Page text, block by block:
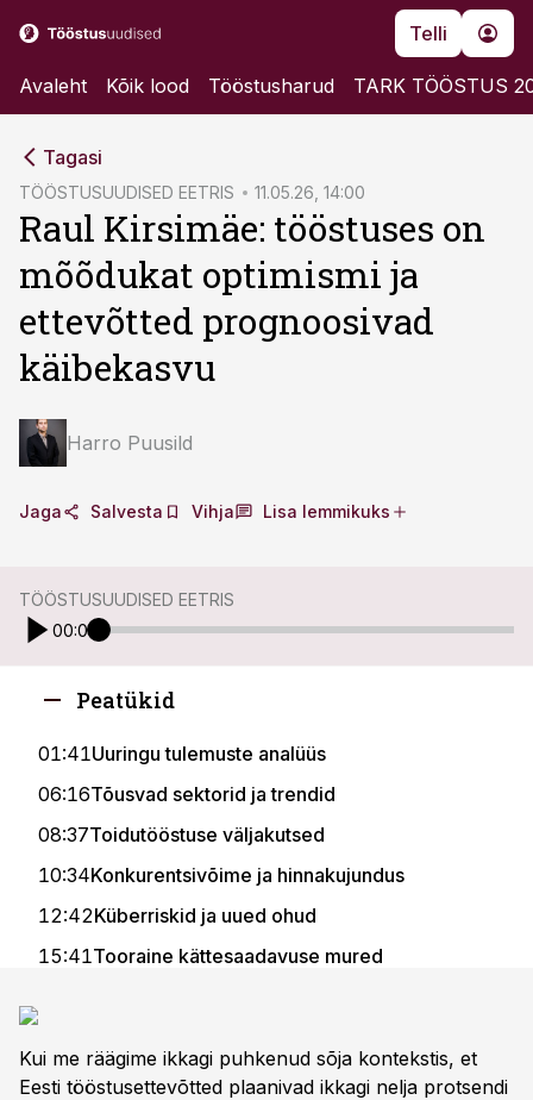
Telli
Avaleht Kõik lood Tööstusharud TARK TÖÖSTUS
Tagasi
TÖÖSTUSUUDISED EETRIS 11.05.26, 14:00
Raul Kirsimäe: tööstuses on
mõõdukat optimismi ja
ettevõtted prognoosivad
käibekasvu
Harro Puusild
Jaga Salvesta Vihja Lisa lemmikuks
TÖÖSTUSUUDISED EETRIS
00:00
Peatükid
01:41Uuringu tulemuste analüüs
06:16Tõusvad sektorid ja trendid
08:37Toidutööstuse väljakutsed
10:34Konkurentsivõime ja hinnakujundus
12:42Küberriskid ja uued ohud
15:41Tooraine kättesaadavuse mured
17:35Tööjõu mured tööstuses
Kui me räägime ikkagi puhkenud sõja kontekstis, et
Eesti tööstusettevõtted plaanivad ikkagi nelja protsendi